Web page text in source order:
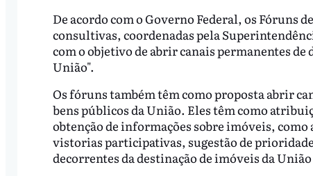
De acordo com o Governo Federal, os Fóruns
consultivas, coordenadas pela
com o objetivo de abrir canais permanentes de
União".
Os fóruns também têm como proposta abrir
bens públicos da União. Eles têm como
obtenção de informações sobre imóveis,
vistorias participativas, sugestão de
decorrentes da destinação de imóveis da